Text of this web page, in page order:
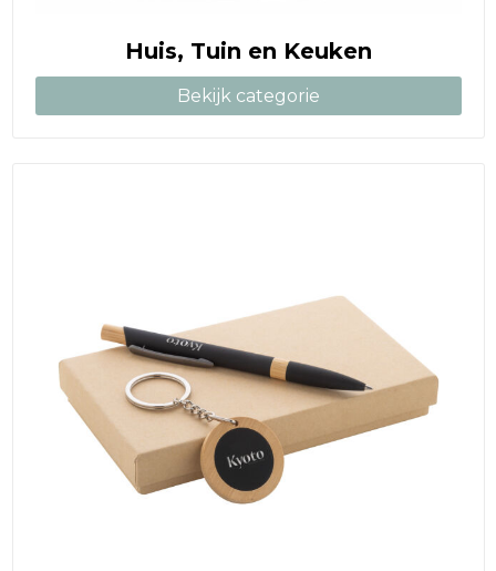
Huis, Tuin en Keuken
Bekijk categorie